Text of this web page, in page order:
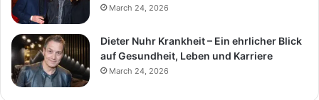
March 24, 2026
Dieter Nuhr Krankheit – Ein ehrlicher Blick
auf Gesundheit, Leben und Karriere
March 24, 2026